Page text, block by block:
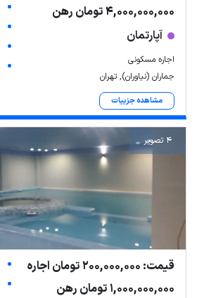
4,000,000,000 تومان رهن
آپارتمان
اجاره مسکونی
جماران (نیاوران), تهران
مشاهده جزییات
4 تصویر
قیمت: 200,000,000 تومان اجاره
1,000,000,000 تومان رهن